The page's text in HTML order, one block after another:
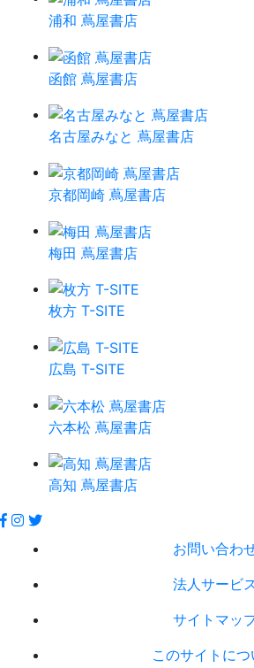
浦和 蔦屋書店
函館 蔦屋書店
名古屋みなと 蔦屋書店
京都岡崎 蔦屋書店
梅田 蔦屋書店
枚方 T-SITE
広島 T-SITE
六本松 蔦屋書店
高知 蔦屋書店
お問い合わ
法人サービ
サイトマッ
このサイトにつ